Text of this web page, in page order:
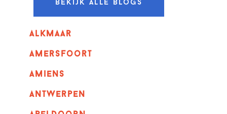
Bekijk alle blogs
alkmaar
amersfoort
amiens
Antwerpen